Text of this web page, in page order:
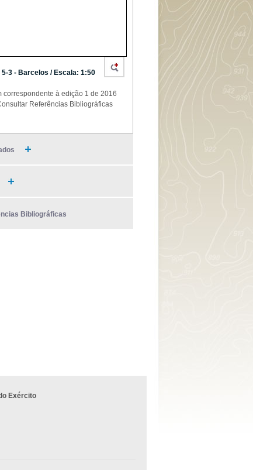
5-3 - Barcelos / Escala: 1:50
correspondente à edição 1 de 2016
Referências Bibliográficas
Bibliográficas
Exército